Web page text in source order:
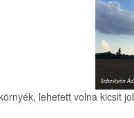
lehetett volna kicsit